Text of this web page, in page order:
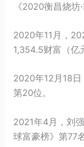
《2020衡昌烧坊
2020年11月，
1,354.5财富（亿
2020年12月18
第20位。
2021年4月，刘
球富豪榜》第77名